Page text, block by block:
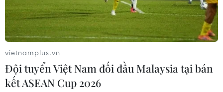
vietnamplus.vn
Đội tuyển Việt Nam đối đầu Malaysia tại bán
kết ASEAN Cup 2026